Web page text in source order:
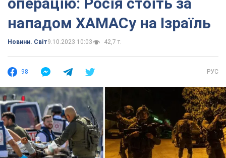
нападом ХАМАСу на Ізраїль
Новини. Світ9.10.2023 10:03 42,7 т.
98 РУС